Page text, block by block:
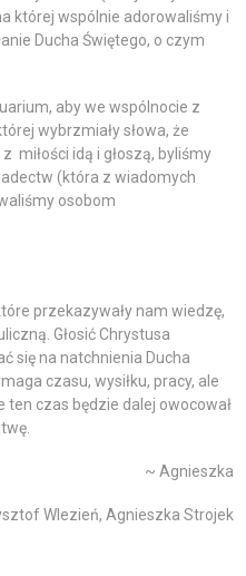
której wspólnie adorowaliśmy i
Ducha Świętego, o czym
aby we wspólnocie z
wybrzmiały słowa, że
miłości idą i głoszą, byliśmy
(która z wiadomych
osobom
przekazywały nam wiedzę,
Głosić Chrystusa
się na natchnienia Ducha
czasu, wysiłku, pracy, ale
ten czas będzie dalej owocował
~ Agnieszka
Wlezień, Agnieszka Strojek